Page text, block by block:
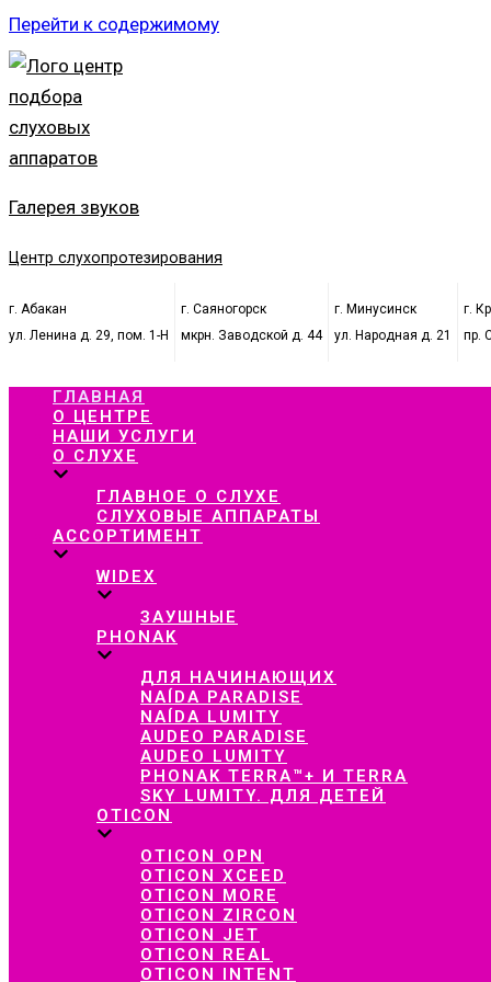
Перейти к содержимому
Галерея звуков
Центр слухопротезирования
г. Абакан
ул. Ленина д. 29, пом. 1-Н
г. Саяногорск
мкрн. Заводской д. 44
г. Минусинск
ул. Народная д. 21
г.
пр.
ГЛАВНАЯ
О ЦЕНТРЕ
НАШИ УСЛУГИ
О СЛУХЕ
ГЛАВНОЕ О СЛУХЕ
СЛУХОВЫЕ АППАРАТЫ
АССОРТИМЕНТ
WIDEX
ЗАУШНЫЕ
PHONAK
ДЛЯ НАЧИНАЮЩИХ
NAÍDA PARADISE
NAÍDA LUMITY
AUDEO PARADISE
AUDEO LUMITY
PHONAK TERRA™+ И TERRA
SKY LUMITY. ДЛЯ ДЕТЕЙ
OTICON
OTICON OPN
OTICON XCEED
OTICON MORE
OTICON ZIRCON
OTICON JET
OTICON REAL
OTICON INTENT